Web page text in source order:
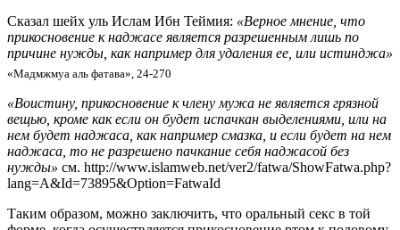
Сказал шейх уль Ислам Ибн Теймия: «Верное мнение, что
прикосновение к наджасе является разрешенным лишь по
причине нужды, как например для удаления ее, или истинджа»
«Мадмжмуа аль фатава», 24-270
«Воистину, прикосновение к члену мужа не является грязной
вещью, кроме как если он будет испачкан выделениями, или на
нем будет наджаса, как например смазка, и если будет на нем
наджаса, то не разрешено пачкание себя наджасой без
нужды» см. http://www.islamweb.net/ver2/fatwa/ShowFatwa.php?
lang=A&Id=73895&Option=FatwaId
Таким образом, можно заключить, что оральный секс в той